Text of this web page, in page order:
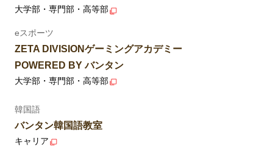
大学部・専門部・高等部
eスポーツ
ZETA DIVISIONゲーミングアカデミー
POWERED BY バンタン
大学部・専門部・高等部
韓国語
バンタン韓国語教室
キャリア